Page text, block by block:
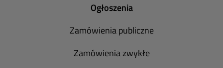
Ogłoszenia
Zamówienia publiczne
Zamówienia zwykłe